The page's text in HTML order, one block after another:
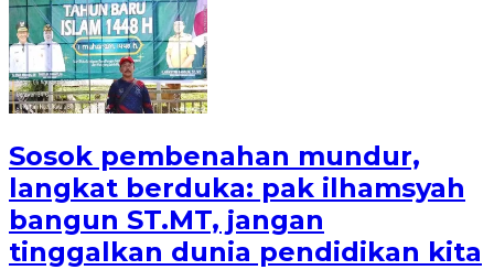
Sosok pembenahan mundur,
langkat berduka: pak ilhamsyah
bangun ST.MT, jangan
tinggalkan dunia pendidikan kita